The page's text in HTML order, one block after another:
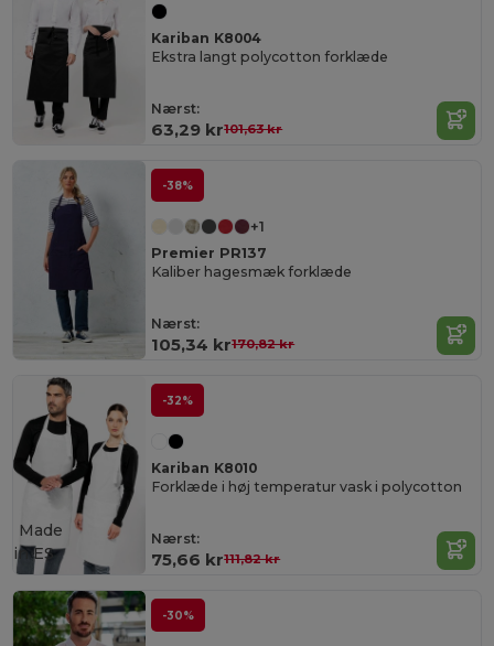
Kariban K8004
Ekstra langt polycotton forklæde
Nærst:
63,29 kr101,63 kr
-38%
+1
Premier PR137
Kaliber hagesmæk forklæde
Nærst:
105,34 kr170,82 kr
-32%
Kariban K8010
Forklæde i høj temperatur vask i polycotton
Nærst:
75,66 kr111,82 kr
Made
in ES
-30%